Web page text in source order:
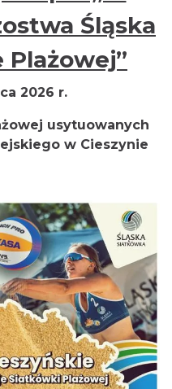
- Paweł Konik &
2026-09-06
2026-08-09
Śląska
2026 r.
usytuowanych
w Cieszynie